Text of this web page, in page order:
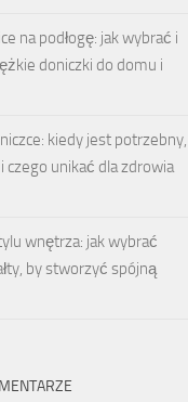
na podłogę: jak wybrać i
doniczki do domu i
kiedy jest potrzebny,
czego unikać dla zdrowia
wnętrza: jak wybrać
by stworzyć spójną